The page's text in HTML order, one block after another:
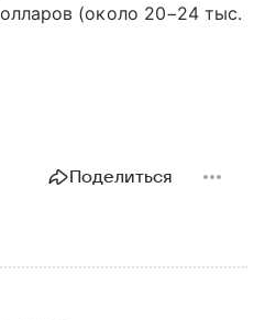
(около 20−24 тыс.
Поделиться